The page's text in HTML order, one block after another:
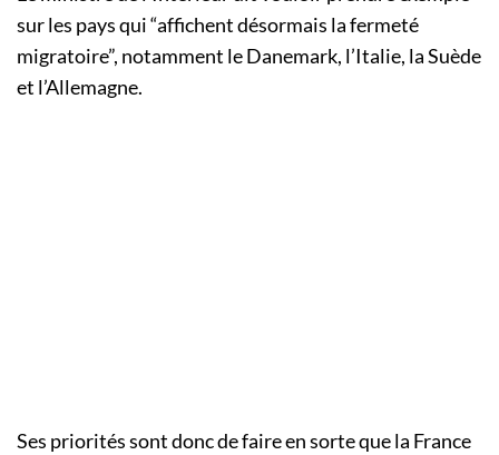
sur les pays qui “affichent désormais la fermeté
migratoire”, notamment le Danemark, l’Italie, la Suède
et l’Allemagne.
Ses priorités sont donc de faire en sorte que la France